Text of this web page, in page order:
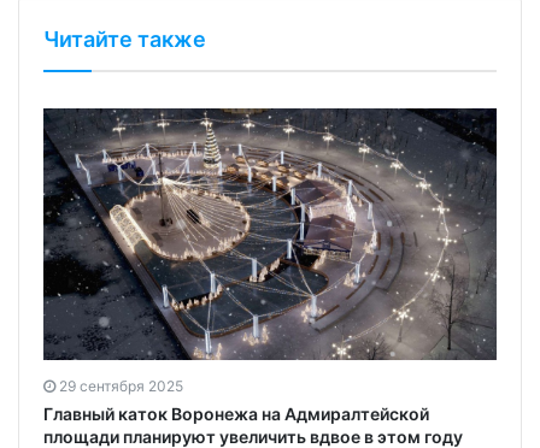
Читайте также
29 сентября 2025
Главный каток Воронежа на Адмиралтейской
площади планируют увеличить вдвое в этом году